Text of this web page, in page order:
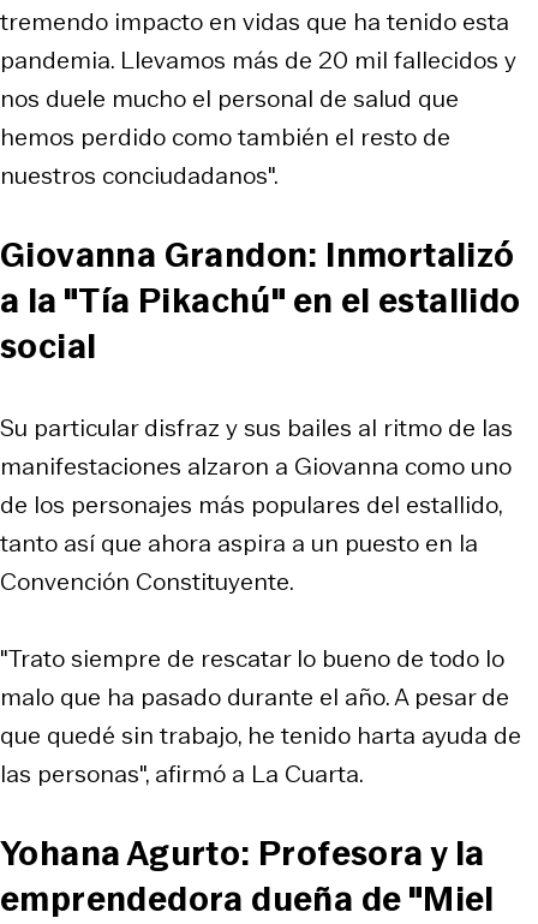
tremendo impacto en vidas que ha tenido esta
pandemia. Llevamos más de 20 mil fallecidos y
nos duele mucho el personal de salud que
hemos perdido como también el resto de
nuestros conciudadanos".
Giovanna Grandon: Inmortalizó
a la "Tía Pikachú" en el estallido
social
Su particular disfraz y sus bailes al ritmo de las
manifestaciones alzaron a Giovanna como uno
de los personajes más populares del estallido,
tanto así que ahora aspira a un puesto en la
Convención Constituyente.
"Trato siempre de rescatar lo bueno de todo lo
malo que ha pasado durante el año. A pesar de
que quedé sin trabajo, he tenido harta ayuda de
las personas", afirmó a La Cuarta.
Yohana Agurto: Profesora y la
emprendedora dueña de "Miel